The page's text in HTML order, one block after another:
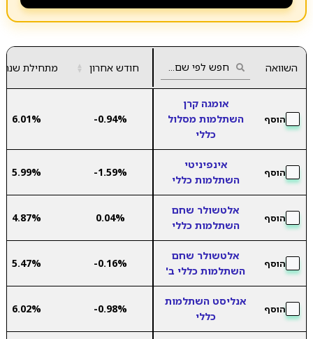
השוואה חודש אחרון ▲
▼ מתחילת שנה
הוסף
אומגה קרן
השתלמות מסלול
כללי
-0.94%
6.01%
הוסף
אינפיניטי
השתלמות כללי
-1.59%
5.99%
הוסף
אלטשולר שחם
השתלמות כללי
0.04%
4.87%
הוסף
אלטשולר שחם
השתלמות כללי ב'
-0.16%
5.47%
הוסף
אנליסט השתלמות
כללי
-0.98%
6.02%